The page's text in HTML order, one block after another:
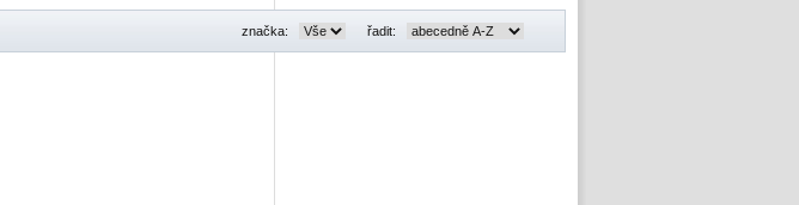
značka: řadit: